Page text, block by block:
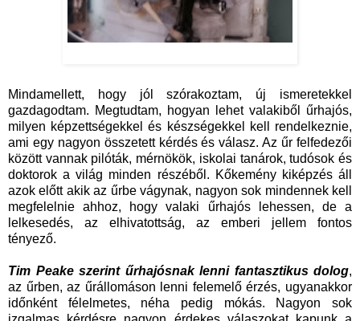
Mindamellett, hogy jól szórakoztam, új ismeretekkel
gazdagodtam. Megtudtam, hogyan lehet valakiből űrhajós,
milyen képzettségekkel és készségekkel kell rendelkeznie,
ami egy nagyon összetett kérdés és válasz. Az űr felfedezői
között vannak pilóták, mérnökök, iskolai tanárok, tudósok és
doktorok a világ minden részéből. Kőkemény kiképzés áll
azok előtt akik az űrbe vágynak, nagyon sok mindennek kell
megfelelnie ahhoz, hogy valaki űrhajós lehessen, de a
lelkesedés, az elhivatottság, az emberi jellem fontos
tényező.
Tim Peake szerint űrhajósnak lenni fantasztikus dolog,
az űrben, az űrállomáson lenni felemelő érzés, ugyanakkor
időnként félelmetes, néha pedig mókás. Nagyon sok